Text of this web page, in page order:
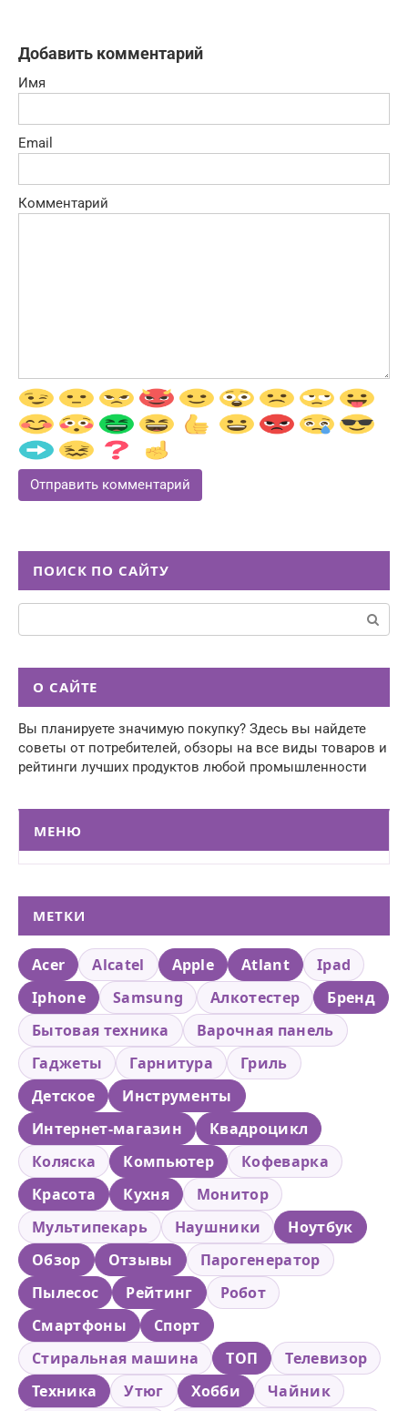
Добавить комментарий
Имя
Email
Комментарий
ПОИСК ПО САЙТУ
Поиск:
О САЙТЕ
Вы планируете значимую покупку? Здесь вы найдете
советы от потребителей, обзоры на все виды товаров и
рейтинги лучших продуктов любой промышленности
МЕНЮ
МЕТКИ
Acer Alcatel Apple Atlant
Ipad
Iphone
Samsung Алкотестер
Бренд
Бытовая техника
Варочная панель
Гаджеты
Гарнитура
Гриль
Детское
Инструменты
Интернет-магазин
Квадроцикл
Коляска
Компьютер
Кофеварка
Красота
Кухня
Монитор
Мультипекарь
Наушники
Ноутбук
Обзор
Отзывы
Парогенератор
Пылесос
Рейтинг
Робот
Смартфоны
Спорт
Стиральная машина
ТОП
Телевизор
Техника
Утюг Хобби
Чайник